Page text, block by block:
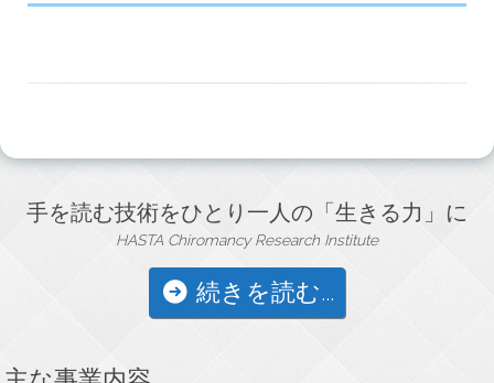
手を読む技術をひとり一人の「生きる力」に
HASTA Chiromancy Research Institute
続きを読む...